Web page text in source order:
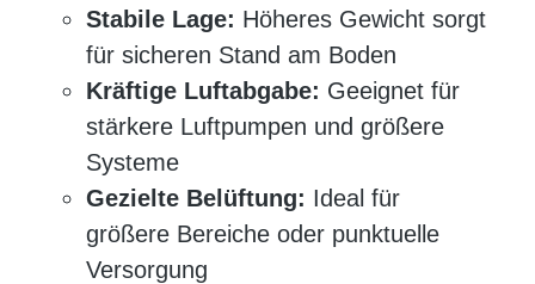
Stabile Lage: Höheres Gewicht sorgt
für sicheren Stand am Boden
Kräftige Luftabgabe: Geeignet für
stärkere Luftpumpen und größere
Systeme
Gezielte Belüftung: Ideal für
größere Bereiche oder punktuelle
Versorgung